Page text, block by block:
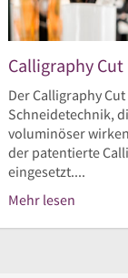
Calligraphy Cut
Der Calligraphy
Schneidetechnik,
voluminöser
der patentierte
eingesetzt....
Mehr lesen